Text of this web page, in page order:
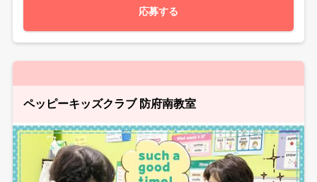
応募する
ペッピーキッズクラブ 防府南教室